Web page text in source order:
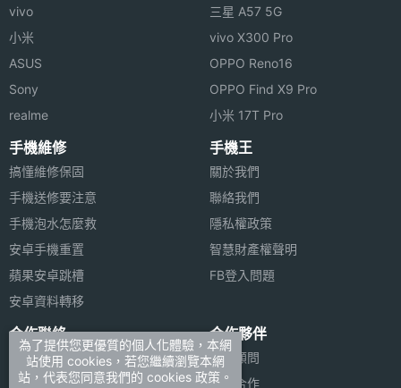
※本文為 SOGI 手機王版權所有，未經授權不得轉載使用※
機身寬
度
度
機身重
量
色
機身設
計
吊飾孔, 滑蓋式, 隱藏式天線
多媒體資訊
vivo
小米
ASUS
Sony
realme
三星 A57 5G
vivo X300 Pro
OPPO Reno16
OPPO Find X9 Pro
小米 17T Pro
手機維修
搞懂維修保固
手機送修要注意
手機泡水怎麼救
安卓手機重置
蘋果安卓跳槽
安卓資料轉移
手機王
關於我們
聯絡我們
隱私權政策
智慧財產權聲明
FB登入問題
合作聯絡
廣告刊登
加入商店報價
合作夥伴
法律顧問
媒體合作
為了提供您更優質的個人化體驗，本網
站使用 cookies，若您繼續瀏覽本網
站，代表您同意我們的 cookies 政策。